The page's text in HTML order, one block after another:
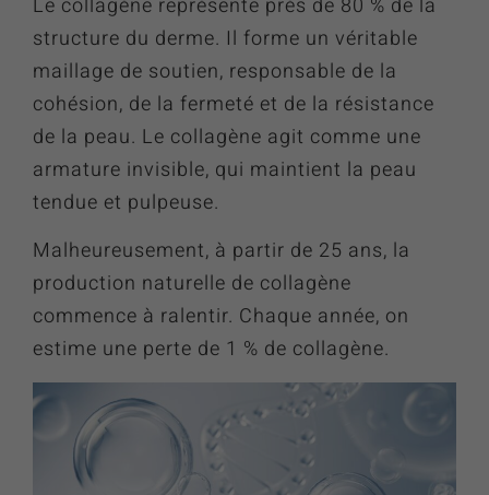
Le collagène représente près de 80 % de la
structure du derme. Il forme un véritable
maillage de soutien, responsable de la
cohésion, de la fermeté et de la résistance
de la peau. Le collagène agit comme une
armature invisible, qui maintient la peau
tendue et pulpeuse.
Malheureusement, à partir de 25 ans, la
production naturelle de collagène
commence à ralentir. Chaque année, on
estime une perte de 1 % de collagène.